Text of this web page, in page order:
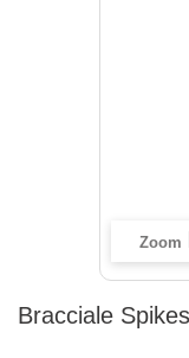
Zoom
Bracciale